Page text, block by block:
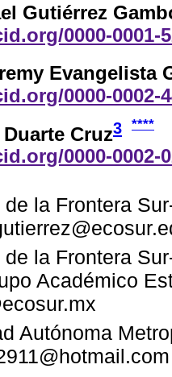
Gutiérrez
0000-0001-
Evangelista
0000-0002-
Cruz3 ****
0000-0002-
de la Frontera
de la Frontera
Académico
Autónoma